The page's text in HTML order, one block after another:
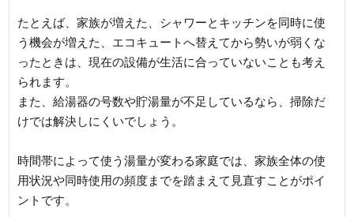
たとえば、家族が増えた、シャワーとキッチンを同時に使
う機会が増えた、エコキュートへ替えてから勢いが弱くな
ったときは、現在の設備が生活に合っていないことも考え
られます。
また、給湯器の号数や貯湯量が不足しているなら、掃除だ
けでは解決しにくいでしょう。
時間帯によって使う湯量が変わる家庭では、家族全体の使
用状況や同時使用の頻度までを踏まえて見直すことがポイ
ントです。